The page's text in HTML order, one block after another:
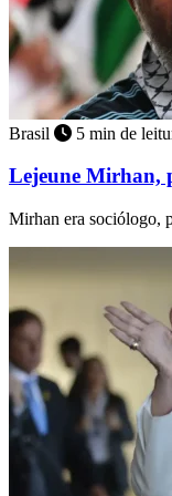
Brasil 5 min de
Lejeune Mirhan,
Mirhan era sociólogo,